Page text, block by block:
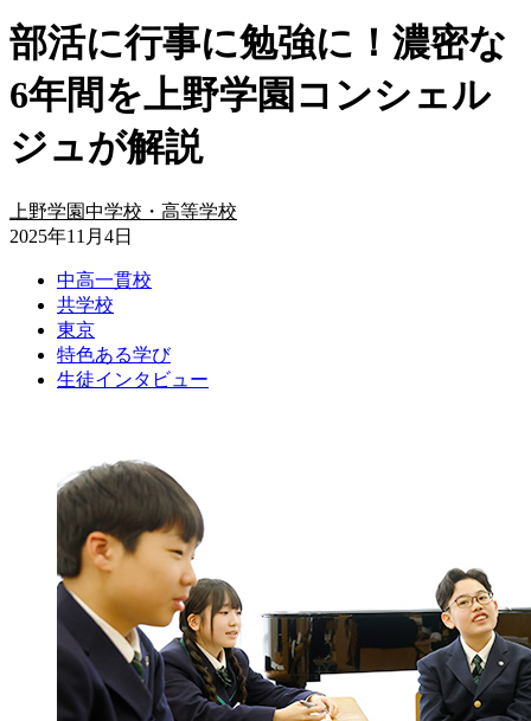
部活に行事に勉強に！濃密な
6年間を上野学園コンシェル
ジュが解説
上野学園中学校・高等学校
2025年11月4日
中高一貫校
共学校
東京
特色ある学び
生徒インタビュー